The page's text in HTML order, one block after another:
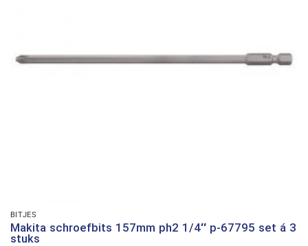
BITJES
Makita schroefbits 157mm ph2 1/4″ p-67795 set á 3
stuks